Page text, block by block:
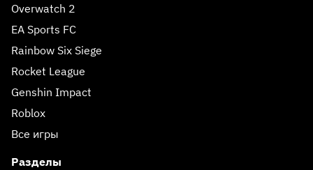
Overwatch 2
EA Sports FC
Rainbow Six Siege
Rocket League
Genshin Impact
Roblox
Все игры
Разделы